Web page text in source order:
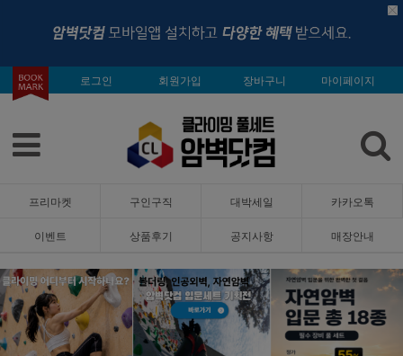
로그인 회원가입 장바구니 마이페이지
프리마켓 구인구직 대박세일 카카오톡
이벤트 상품후기 공지사항 매장안내